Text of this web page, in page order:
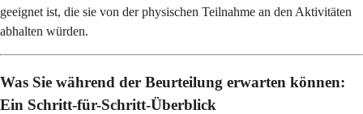
geeignet ist, die sie von der physischen Teilnahme an den Aktivitäten
abhalten würden.
Was Sie während der Beurteilung erwarten können:
Ein Schritt-für-Schritt-Überblick